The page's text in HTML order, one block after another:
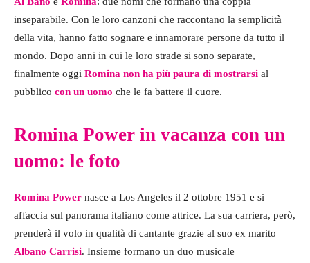
inseparabile. Con le loro canzoni che raccontano la semplicità
della vita, hanno fatto sognare e innamorare persone da tutto il
mondo. Dopo anni in cui le loro strade si sono separate,
finalmente oggi Romina non ha più paura di mostrarsi al
pubblico con un uomo che le fa battere il cuore.
Romina Power in vacanza con un
uomo: le foto
Romina Power nasce a Los Angeles il 2 ottobre 1951 e si
affaccia sul panorama italiano come attrice. La sua carriera, però,
prenderà il volo in qualità di cantante grazie al suo ex marito
Albano Carrisi. Insieme formano un duo musicale